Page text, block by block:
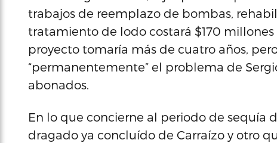
trabajos de reemplazo de bombas,
tratamiento de lodo costará $170
proyecto tomaría más de cuatro años,
“permanentemente” el problema de
abonados.
En lo que concierne al periodo de sequía
dragado ya concluído de Carraízo y otro